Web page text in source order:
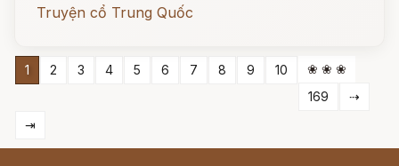
Truyện cổ Trung Quốc
1 2 3 4 5 6 7 8 9 10
❀ ❀ ❀
169
⇢
⇥